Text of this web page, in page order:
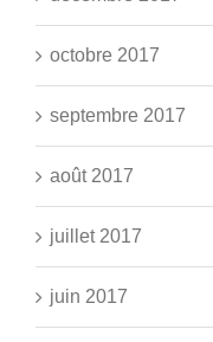
octobre 2017
septembre 2017
août 2017
juillet 2017
juin 2017